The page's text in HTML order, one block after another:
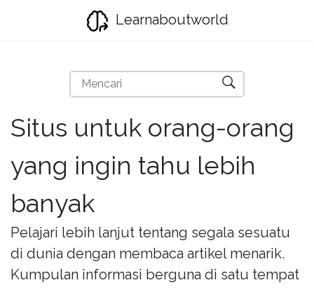
Learnaboutworld
Situs untuk orang-orang
yang ingin tahu lebih
banyak
Pelajari lebih lanjut tentang segala sesuatu
di dunia dengan membaca artikel menarik.
Kumpulan informasi berguna di satu tempat